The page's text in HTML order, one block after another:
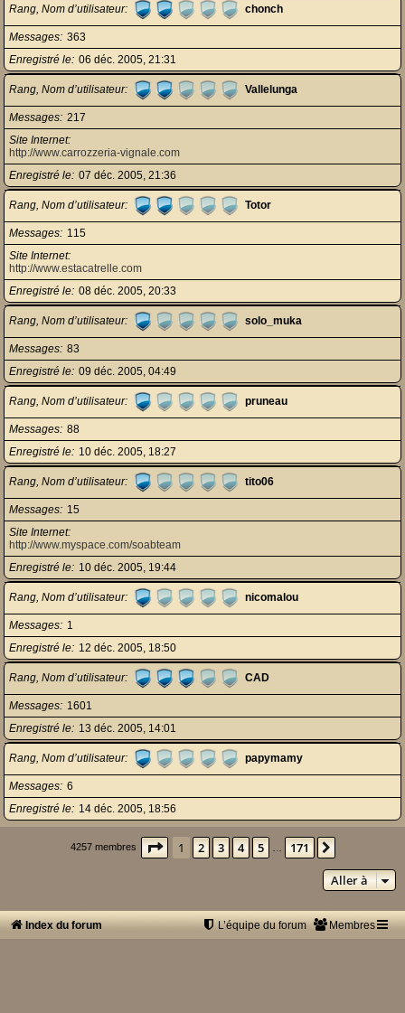
Rang, Nom d’utilisateur chonch
Messages 363
Enregistré le 06 déc. 2005, 21:31
Rang, Nom d’utilisateur Vallelunga
Messages 217
Site Internet
http://www.carrozzeria-vignale.com
Enregistré le 07 déc. 2005, 21:36
Rang, Nom d’utilisateur Totor
Messages
115
Site Internet
http://www.estacatrelle.com
Enregistré le 08 déc. 2005, 20:33
Rang, Nom d’utilisateur solo_muka
Messages 83
Enregistré le 09 déc. 2005, 04:49
Rang, Nom d’utilisateur pruneau
Messages 88
Enregistré le
10 déc. 2005, 18:27
Rang, Nom d’utilisateur tito06
Messages
15
Site Internet
http://www.myspace.com/soabteam
Enregistré le
10 déc. 2005, 19:44
Rang, Nom d’utilisateur nicomalou
Messages
1
Enregistré le
12 déc. 2005, 18:50
Rang, Nom d’utilisateur CAD
Messages
1601
Enregistré le
13 déc. 2005, 14:01
Rang, Nom d’utilisateur papymamy
Messages 6
Enregistré le
14 déc. 2005, 18:56
4257 membres Page 1sur171
1 2 3 4 5 171
Aller à
Index du forum Membres
L’équipe du forum